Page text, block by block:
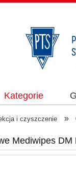
Kategorie
i czyszczenie »
Mediwipes